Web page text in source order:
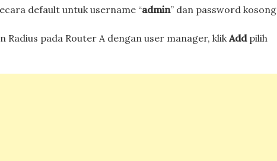
default untuk username “admin” dan password kosong
Radius pada Router A dengan user manager, klikAddpilih